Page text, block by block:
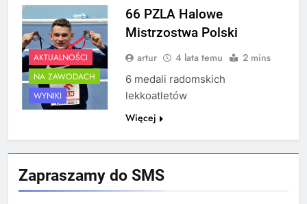
AKTUALNOŚCI
NA ZAWODACH
WYNIKI
66 PZLA Halowe
Mistrzostwa Polski
artur 4 lata temu 2 mins
6 medali radomskich
lekkoatletów
Więcej
Zapraszamy do SMS